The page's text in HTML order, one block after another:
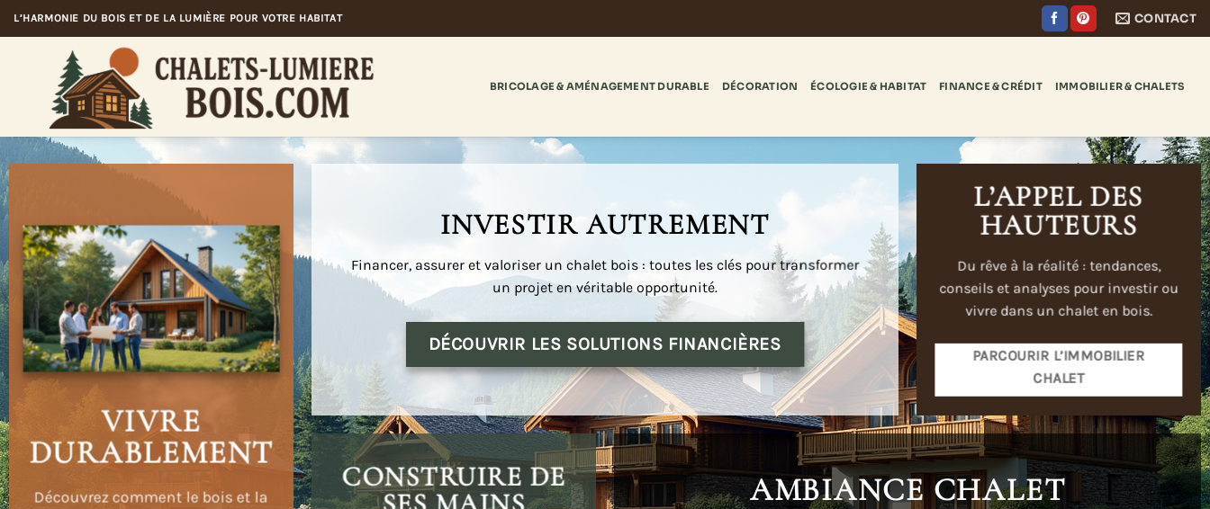
Passer
au
L’HARMONIE DU BOIS ET DE LA LUMIÈRE POUR VOTRE HABITAT CONTACT
BRICOLAGE & AMÉNAGEMENT DURABLE DÉCORATION ÉCOLOGIE & HABITAT FINANCE & CRÉDIT IMMOBILIER & CHALETS
VIVRE
DURABLEMENT
Découvrez comment le bois et la
INVESTIR AUTREMENT
Financer, assurer et valoriser un chalet bois : toutes les clés pour transformer
un projet en véritable opportunité.
DÉCOUVRIR LES SOLUTIONS FINANCIÈRES
L’APPEL DES
HAUTEURS
Du rêve à la réalité : tendances,
conseils et analyses pour investir ou
vivre dans un chalet en bois.
PARCOURIR L’IMMOBILIER
CHALET
CONSTRUIRE DE
AMBIANCE CHALET